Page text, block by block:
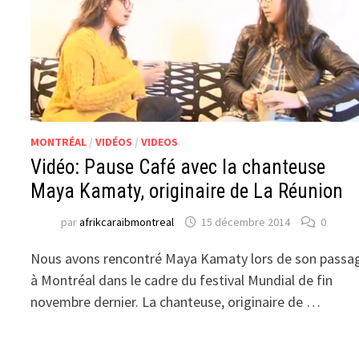
MONTRÉAL /VIDÉOS /VIDEOS
Vidéo: Pause Café avec la chanteuse
Maya Kamaty, originaire de La Réunion
parafrikcaraibmontreal 15 décembre 2014 0
Nous avons rencontré Maya Kamaty lors de son
à Montréal dans le cadre du festival Mundial de fin
novembre dernier. La chanteuse, originaire de …